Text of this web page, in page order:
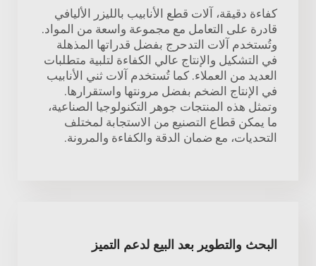
كفاءة دقيقة، آلات قطع الأنابيب بالليزر الأليافي
قادرة على التعامل مع مجموعة واسعة من المواد.
وتُستخدم آلات التدحرج بفضل قدراتها المذهلة
في التشكيل والإنتاج عالي الكفاءة لتلبية متطلبات
العديد من العملاء. كما تُستخدم آلات ثني الأنابيب
في الإنتاج الضخم بفضل مرونتها واستقرارها.
وتمثل هذه المنتجات جوهر التكنولوجيا الصناعية،
ما يمكن قطاع التصنيع من الاستجابة لمختلف
التحديات، مع ضمان الدقة والكفاءة والمرونة.
البحث والتطوير بعد البيع لدعم التميز